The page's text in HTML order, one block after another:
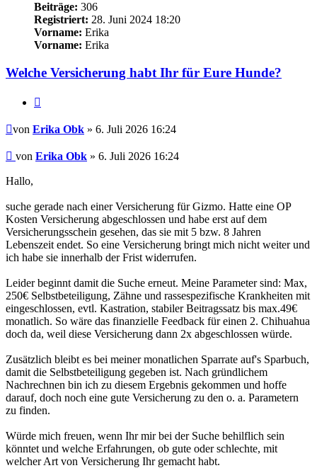
Beiträge: 306
Registriert: 28. Juni 2024 18:20
Vorname: Erika
Vorname: Erika
Welche Versicherung habt Ihr für Eure Hunde?
Beitrag
von Erika Obk » 6. Juli 2026 16:24
Beitrag
von Erika Obk » 6. Juli 2026 16:24
Hallo,
suche gerade nach einer Versicherung für Gizmo. Hatte eine OP
Kosten Versicherung abgeschlossen und habe erst auf dem
Versicherungsschein gesehen, das sie mit 5 bzw. 8 Jahren
Lebenszeit endet. So eine Versicherung bringt mich nicht weiter und
ich habe sie innerhalb der Frist widerrufen.
Leider beginnt damit die Suche erneut. Meine Parameter sind: Max,
250€ Selbstbeteiligung, Zähne und rassespezifische Krankheiten mit
eingeschlossen, evtl. Kastration, stabiler Beitragssatz bis max.49€
monatlich. So wäre das finanzielle Feedback für einen 2. Chihuahua
doch da, weil diese Versicherung dann 2x abgeschlossen würde.
Zusätzlich bleibt es bei meiner monatlichen Sparrate auf's Sparbuch,
damit die Selbstbeteiligung gegeben ist. Nach gründlichem
Nachrechnen bin ich zu diesem Ergebnis gekommen und hoffe
darauf, doch noch eine gute Versicherung zu den o. a. Parametern
zu finden.
Würde mich freuen, wenn Ihr mir bei der Suche behilflich sein
könntet und welche Erfahrungen, ob gute oder schlechte, mit
welcher Art von Versicherung Ihr gemacht habt.